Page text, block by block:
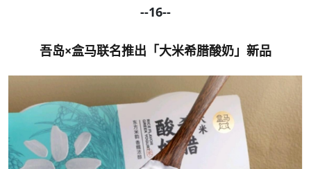
--16--
吾岛×盒马联名推出「大米希腊酸奶」新品